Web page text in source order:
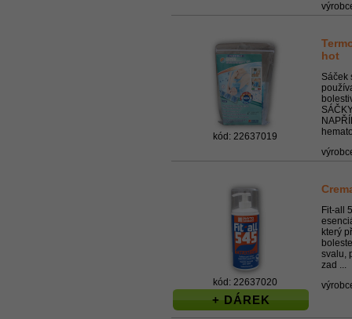
kód: 22637019
hot
Sáček
kód: 22637020
+ DÁREK
Fit-all
který
svalu,
zad ...